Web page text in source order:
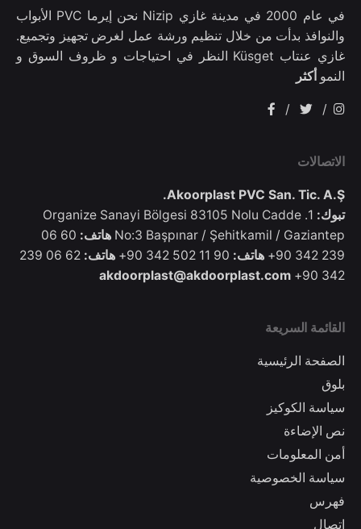
في عام 2000 في مدينة غازي Nizip نحن إيرما PVC الأبواب
والنوافذ بدأت من خلال تنظيم ورشة عمل لغرض تجهيز وتجميع.
غازي عنتاب Küsget النظر في احتياجات و ظروف السوق و
النمو أكثر
/
/
الاتصالات
Akoorplast PVC San. Tic. A.Ş.
تبوك:
1. Organize Sanayi Bölgesi 83105 Nolu Cadde
No:3 Başpınar / Şehitkamil / Gaziantep هاتف:
60 06
239 342 90+
هاتف: هاتف:
62 06 239
342 90+
akdoorplast@akdoorplast.com
القائمة السريعة
الصفحة الرئيسية
بلوق
سياسة الكوكيز
نص الإضاءة
أمن المعلومات
سياسة الخصوصية
فهرس
اتصال